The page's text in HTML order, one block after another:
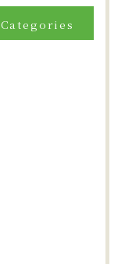
Categories